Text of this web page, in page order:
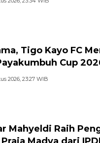
Kebut Persiapan!
Cup 2026